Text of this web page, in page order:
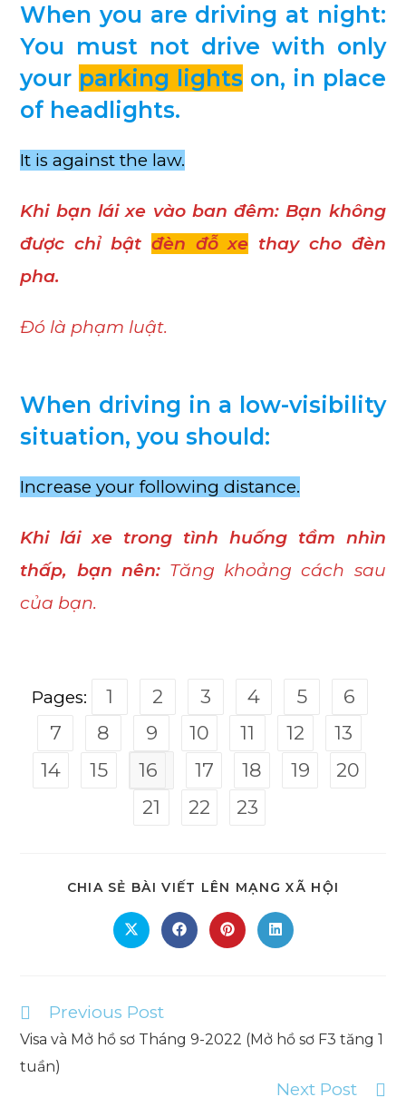
When you are driving at night:
You must not drive with only
your parking lights on, in place
of headlights.
It is against the law.
Khi bạn lái xe vào ban đêm: Bạn không
được chỉ bật đèn đỗ xe thay cho đèn
pha.
Đó là phạm luật.
When driving in a low-visibility
situation, you should:
Increase your following distance.
Khi lái xe trong tình huống tầm nhìn
thấp, bạn nên: Tăng khoảng cách sau
của bạn.
Pages: 1 2 3 4 5
6
7
8 9 10 11 12
13
14
15 16 17 18 19
20
21
22 23
CHIA SẺ BÀI VIẾT LÊN MẠNG XÃ HỘI
Opens
in
Opens
in
Opens
in
Opens
in
Read
articles
Previous Post
Visa và Mở hồ sơ Tháng 9-2022 (Mở hồ sơ F3 tăng 1
tuần)
Next Post